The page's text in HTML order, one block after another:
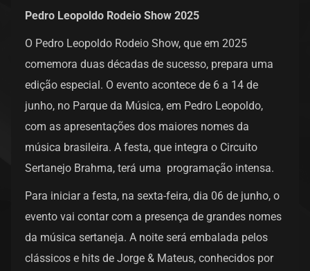
Pedro Leopoldo Rodeio Show 2025
O Pedro Leopoldo Rodeio Show, que em 2025
comemora duas décadas de sucesso, prepara uma
edição especial. O evento acontece de 6 a 14 de
junho, no Parque da Música, em Pedro Leopoldo,
com as apresentações dos maiores nomes da
música brasileira. A festa, que integra o Circuito
Sertanejo Brahma, terá uma programação intensa.
Para iniciar a festa, na sexta-feira, dia 06 de junho, o
evento vai contar com a presença de grandes nomes
da música sertaneja. A noite será embalada pelos
clássicos e hits de Jorge & Mateus, conhecidos por